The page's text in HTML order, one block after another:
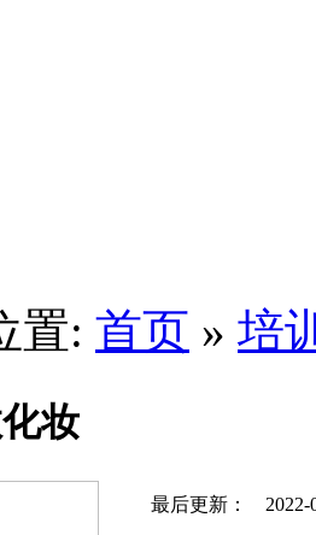
置: 首页 » 培
妆
最后更新： 2022-